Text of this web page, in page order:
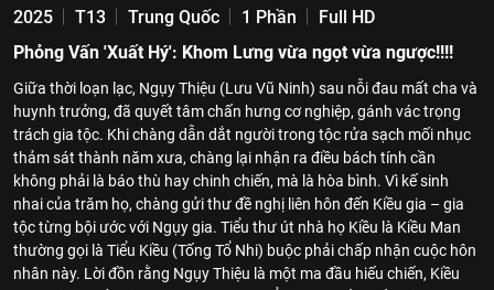
2025 T13 Trung Quốc 1 Phần
Full HD
Phỏng Vấn 'Xuất Hý': Khom Lưng vừa ngọt vừa ngược!!!!
Giữa thời loạn lạc, Ngụy Thiệu (Lưu Vũ Ninh) sau nỗi đau mất cha và
huynh trưởng, đã quyết tâm chấn hưng cơ nghiệp, gánh vác trọng
trách gia tộc. Khi chàng dẫn dắt người trong tộc rửa sạch mối nhục
thảm sát thành năm xưa, chàng lại nhận ra điều bách tính cần
không phải là báo thù hay chinh chiến, mà là hòa bình. Vì kế sinh
nhai của trăm họ, chàng gửi thư đề nghị liên hôn đến Kiều gia – gia
tộc từng bội ước với Ngụy gia. Tiểu thư út nhà họ Kiều là Kiều Man
thường gọi là Tiểu Kiều (Tống Tổ Nhi) buộc phải chấp nhận cuộc hôn
nhân này. Lời đồn rằng Ngụy Thiệu là một ma đầu hiếu chiến, Kiều